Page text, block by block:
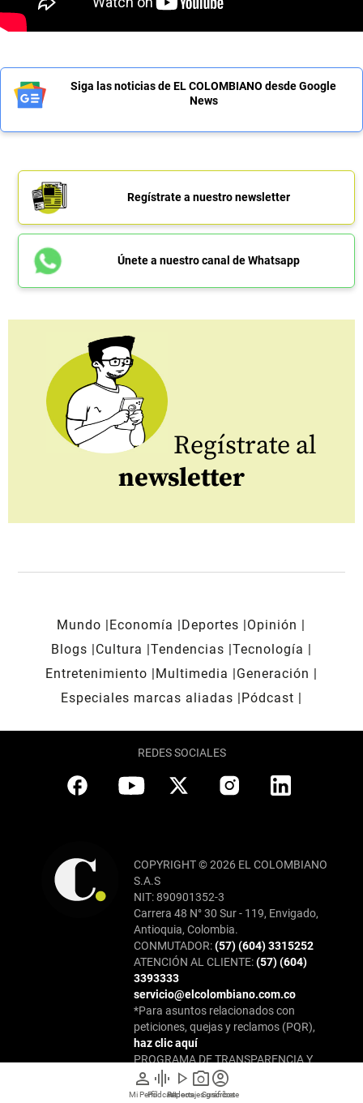
person
Mi Perfil
graphic_eq
Pódcast
play_arrow
Videos
photo_camera
Reportajes gráficos
account_circle
Suscríbete
Siga las noticias de EL COLOMBIANO desde Google
News
Regístrate a nuestro newsletter
Únete a nuestro canal de Whatsapp
Regístrate al
newsletter
Mundo Economía Deportes
Opinión
Blogs
Cultura Tendencias Tecnología
Entretenimiento
Multimedia
Generación
Especiales marcas aliadas
Pódcast
REDES SOCIALES
COPYRIGHT © 2026 EL COLOMBIANO
S.A.S
NIT: 890901352-3
Carrera 48 N° 30 Sur - 119, Envigado,
Antioquia, Colombia.
CONMUTADOR:(57) (604) 3315252
ATENCIÓN AL CLIENTE:(57) (604)
3393333
servicio@elcolombiano.com.co
*Para asuntos relacionados con
peticiones, quejas y reclamos (PQR),
haz clic aquí
PROGRAMA DE TRANSPARENCIA Y
ÉTICA EMPRESARIAL: